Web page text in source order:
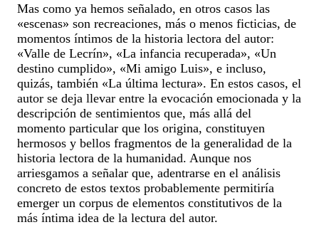
Mas como ya hemos señalado, en otros casos las
«escenas» son recreaciones, más o menos ficticias, de
momentos íntimos de la historia lectora del autor:
«Valle de Lecrín», «La infancia recuperada», «Un
destino cumplido», «Mi amigo Luis», e incluso,
quizás, también «La última lectura». En estos casos, el
autor se deja llevar entre la evocación emocionada y la
descripción de sentimientos que, más allá del
momento particular que los origina, constituyen
hermosos y bellos fragmentos de la generalidad de la
historia lectora de la humanidad. Aunque nos
arriesgamos a señalar que, adentrarse en el análisis
concreto de estos textos probablemente permitiría
emerger un corpus de elementos constitutivos de la
más íntima idea de la lectura del autor.